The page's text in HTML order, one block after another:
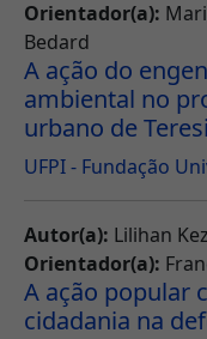
Orientador(a):
Bedard
A ação do
ambiental no
urbano de
UFPI - Fundação
Autor(a): Lilihan
Orientador(a):
A ação popular
cidadania na